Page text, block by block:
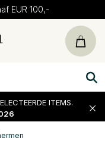
EUR 100,-
ITEMS.